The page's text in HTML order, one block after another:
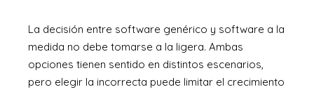
La decisión entre software genérico y software a la
medida no debe tomarse a la ligera. Ambas
opciones tienen sentido en distintos escenarios,
pero elegir la incorrecta puede limitar el crecimiento